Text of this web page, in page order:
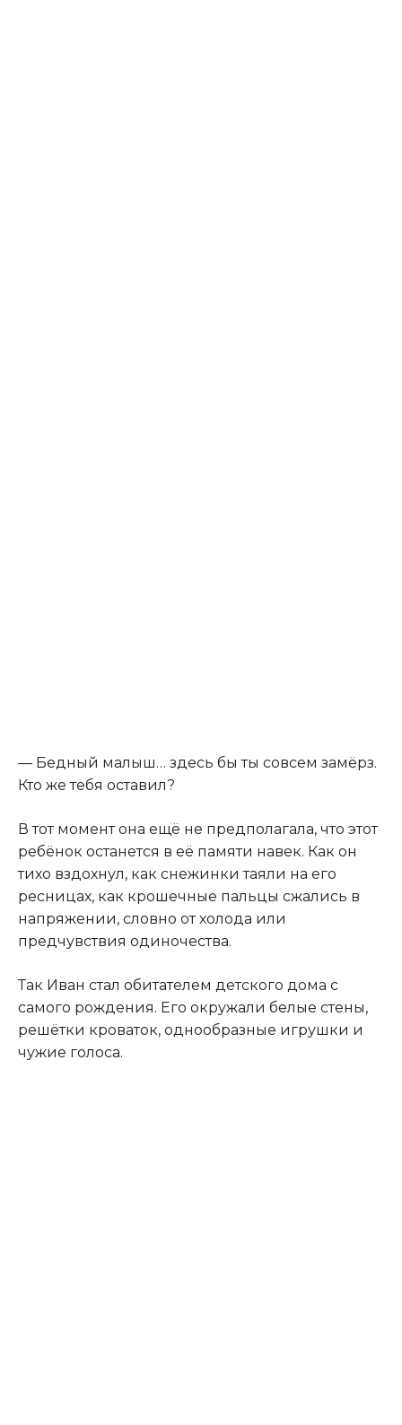
— Бедный малыш… здесь бы ты совсем замёрз.
Кто же тебя оставил?
В тот момент она ещё не предполагала, что этот
ребёнок останется в её памяти навек. Как он
тихо вздохнул, как снежинки таяли на его
ресницах, как крошечные пальцы сжались в
напряжении, словно от холода или
предчувствия одиночества.
Так Иван стал обитателем детского дома с
самого рождения. Его окружали белые стены,
решётки кроваток, однообразные игрушки и
чужие голоса.